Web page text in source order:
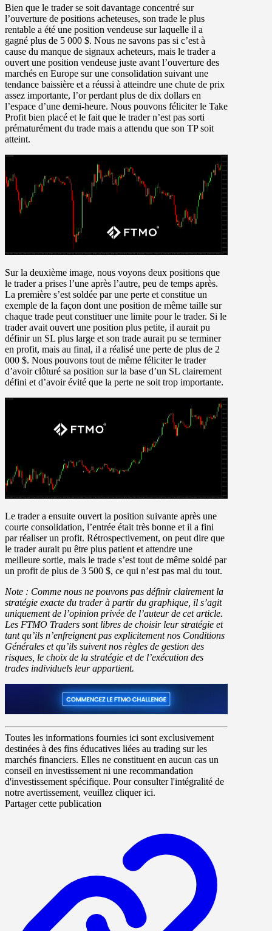
Bien que le trader se soit davantage concentré sur
l’ouverture de positions acheteuses, son trade le plus
rentable a été une position vendeuse sur laquelle il a
gagné plus de 5 000 $. Nous ne savons pas si c’est à
cause du manque de signaux acheteurs, mais le trader a
ouvert une position vendeuse juste avant l’ouverture des
marchés en Europe sur une consolidation suivant une
tendance baissière et a réussi à atteindre une chute de prix
assez importante, l’or perdant plus de dix dollars en
l’espace d’une demi-heure. Nous pouvons féliciter le Take
Profit bien placé et le fait que le trader n’est pas sorti
prématurément du trade mais a attendu que son TP soit
atteint.
Sur la deuxième image, nous voyons deux positions que
le trader a prises l’une après l’autre, peu de temps après.
La première s’est soldée par une perte et constitue un
exemple de la façon dont une position de même taille sur
chaque trade peut constituer une limite pour le trader. Si le
trader avait ouvert une position plus petite, il aurait pu
définir un SL plus large et son trade aurait pu se terminer
en profit, mais au final, il a réalisé une perte de plus de 2
000 $. Nous pouvons tout de même féliciter le trader
d’avoir clôturé sa position sur la base d’un SL clairement
défini et d’avoir évité que la perte ne soit trop importante.
Le trader a ensuite ouvert la position suivante après une
courte consolidation, l’entrée était très bonne et il a fini
par réaliser un profit. Rétrospectivement, on peut dire que
le trader aurait pu être plus patient et attendre une
meilleure sortie, mais le trade s’est tout de même soldé par
un profit de plus de 3 500 $, ce qui n’est pas mal du tout.
Note : Comme nous ne pouvons pas définir clairement la
stratégie exacte du trader à partir du graphique, il s’agit
uniquement de l’opinion privée de l’auteur de cet article.
Les FTMO Traders sont libres de choisir leur stratégie et
tant qu’ils n’enfreignent pas explicitement nos Conditions
Générales et qu’ils suivent nos règles de gestion des
risques, le choix de la stratégie et de l’exécution des
trades individuels leur appartient.
Toutes les informations fournies ici sont exclusivement
destinées à des fins éducatives liées au trading sur les
marchés financiers. Elles ne constituent en aucun cas un
conseil en investissement ni une recommandation
d'investissement spécifique. Pour consulter l'intégralité de
notre avertissement, veuillez cliquer ici.
Partager cette publication